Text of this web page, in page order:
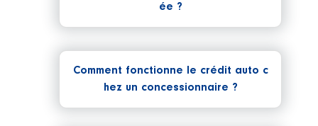
ée ?
Comment fonctionne le crédit auto c
hez un concessionnaire ?